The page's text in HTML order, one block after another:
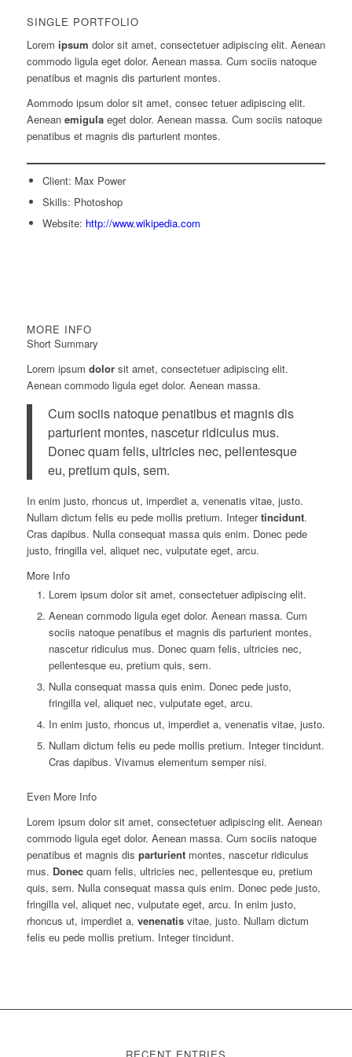
SINGLE PORTFOLIO
Lorem ipsum dolor sit amet, consectetuer adipiscing elit. Aenean
commodo ligula eget dolor. Aenean massa. Cum sociis natoque
penatibus et magnis dis parturient montes.
Aommodo ipsum dolor sit amet, consec tetuer adipiscing elit.
Aenean emigulaeget dolor. Aenean massa. Cum sociis natoque
penatibus et magnis dis parturient montes.
Client: Max Power
Skills: Photoshop
Website: http://www.wikipedia.com
MORE INFO
Short Summary
Lorem ipsum dolorsit amet, consectetuer adipiscing elit.
Aenean commodo ligula eget dolor. Aenean massa.
Cum sociis natoque penatibus et magnis dis
parturient montes, nascetur ridiculus mus.
Donec quam felis, ultricies nec, pellentesque
eu, pretium quis, sem.
In enim justo, rhoncus ut, imperdiet a, venenatis vitae, justo.
Nullam dictum felis eu pede mollis pretium. Integertincidunt.
Cras dapibus. Nulla consequat massa quis enim. Donec pede
justo, fringilla vel, aliquet nec, vulputate eget, arcu.
More Info
Lorem ipsum dolor sit amet, consectetuer adipiscing elit.
Aenean commodo ligula eget dolor. Aenean massa. Cum
sociis natoque penatibus et magnis dis parturient montes,
nascetur ridiculus mus. Donec quam felis, ultricies nec,
pellentesque eu, pretium quis, sem.
Nulla consequat massa quis enim. Donec pede justo,
fringilla vel, aliquet nec, vulputate eget, arcu.
In enim justo, rhoncus ut, imperdiet a, venenatis vitae, justo.
Nullam dictum felis eu pede mollis pretium. Integer tincidunt.
Cras dapibus. Vivamus elementum semper nisi.
Even More Info
Lorem ipsum dolor sit amet, consectetuer adipiscing elit. Aenean
commodo ligula eget dolor. Aenean massa. Cum sociis natoque
penatibus et magnis dis parturientmontes, nascetur ridiculus
mus. Donecquam felis, ultricies nec, pellentesque eu, pretium
quis, sem. Nulla consequat massa quis enim. Donec pede justo,
fringilla vel, aliquet nec, vulputate eget, arcu. In enim justo,
rhoncus ut, imperdiet a, venenatisvitae, justo. Nullam dictum
felis eu pede mollis pretium. Integer tincidunt.